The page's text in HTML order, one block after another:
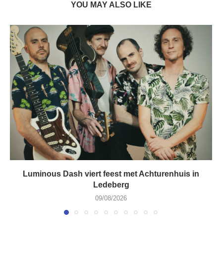
YOU MAY ALSO LIKE
Luminous Dash viert feest met Achturenhuis in
Ledeberg
09/08/2026